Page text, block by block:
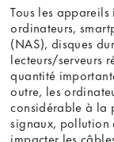
Tous les
ordinateurs,
(NAS), disques
lecteurs/serveurs
quantité
outre, les
considérable à la
signaux, pollution
impacter les